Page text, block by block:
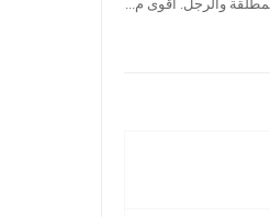
والرجل. اقوى م...